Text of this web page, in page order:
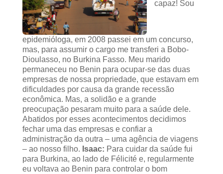
capaz! Sou
epidemióloga, em 2008 passei em um concurso,
mas, para assumir o cargo me transferi a Bobo-
Dioulasso, no Burkina Fasso. Meu marido
permaneceu no Benin para ocupar-se das duas
empresas de nossa propriedade, que estavam em
dificuldades por causa da grande recessão
econômica. Mas, a solidão e a grande
preocupação pesaram muito para a saúde dele.
Abatidos por esses acontecimentos decidimos
fechar uma das empresas e confiar a
administração da outra – uma agência de viagens
– ao nosso filho. Isaac: Para cuidar da saúde fui
para Burkina, ao lado de Félicité e, regularmente
eu voltava ao Benin para controlar o bom